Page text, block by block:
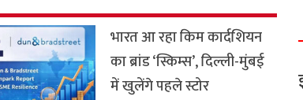
भारत आ रहा किम कार्दशियन
का ब्रांड ‘स्किम्स’, दिल्ली-मुंबई
में खुलेंगे पहले स्टोर